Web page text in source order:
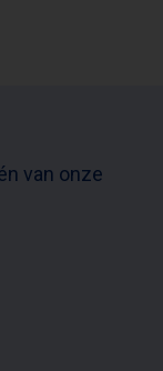
van onze